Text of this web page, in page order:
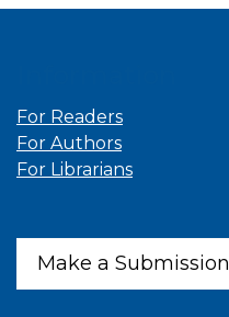
For Readers
For Authors
For Librarians
Make a Submission